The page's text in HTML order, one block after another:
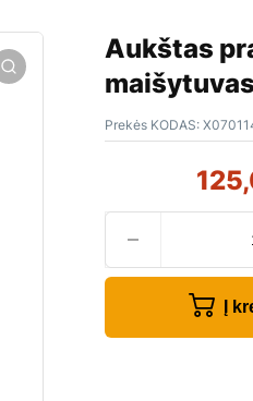
Aukštas
Prekės KODAS:
Į